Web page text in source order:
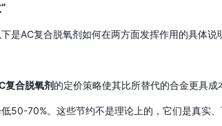
是AC复合脱氧剂如何在两方面发挥作用的具体说
复合脱氧剂的定价策略使其比所替代的合金更具
50-70%。这些节约不是理论上的，它们是真实